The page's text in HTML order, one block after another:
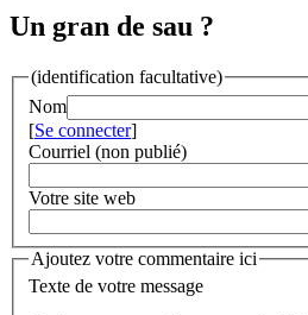
Un gran de sau ?
(identification facultative)
Nom
[Se connecter]
Courriel (non publié)
Votre site web
Ajoutez votre commentaire ici
Texte de votre message